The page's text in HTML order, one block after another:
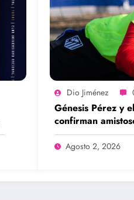
Dio Jiménez
Génesis Pérez y
confirman
Agosto 2, 2026